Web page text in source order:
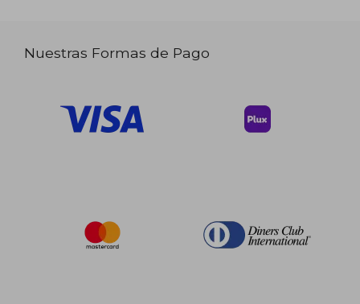
Nuestras Formas de Pago